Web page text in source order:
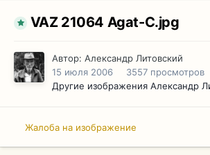
VAZ 21064 Agat-C.jpg
Автор: Александр Литовский
15 июля 2006
3557 просмотров
Другие изображения Александр
Жалоба на изображение